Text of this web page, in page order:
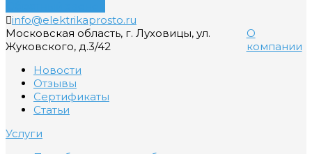
info@elektrikaprosto.ru
Московская область, г. Луховицы, ул.
Жуковского, д.3/42
О
компании
Новости
Отзывы
Сертификаты
Статьи
Услуги